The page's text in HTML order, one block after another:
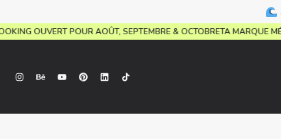
BOOKING OUVERT POUR AOÛT, SEPTEMBRE & OCTOBRETA